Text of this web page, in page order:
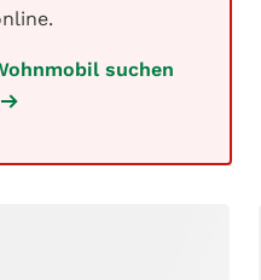
suchen